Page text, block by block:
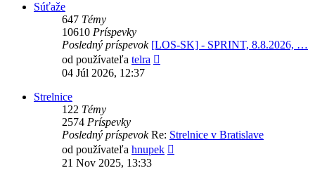
Súťaže
647 Témy
10610 Príspevky
Posledný príspevok [LOS-SK] - SPRINT, 8.8.2026, …
od používateľa telra
04 Júl 2026, 12:37
Strelnice
122 Témy
2574 Príspevky
Posledný príspevokRe: Strelnice v Bratislave
od používateľa hnupek
21 Nov 2025, 13:33